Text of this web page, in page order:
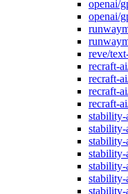
openai/
openai/
reve/
recraft-
recraft-
recraft-
recraft-
stability-
stability-
stability-
stability-
stability-
stability-
stability-